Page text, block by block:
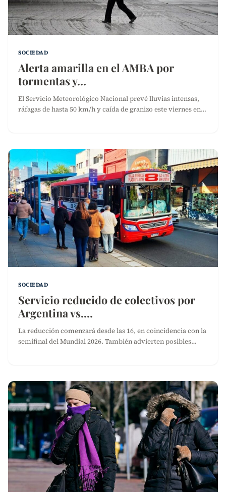
SOCIEDAD
Alerta amarilla en el AMBA por
tormentas y…
El Servicio Meteorológico Nacional prevé lluvias intensas,
ráfagas de hasta 50 km/h y caída de granizo este viernes en…
SOCIEDAD
Servicio reducido de colectivos por
Argentina vs.…
La reducción comenzará desde las 16, en coincidencia con la
semifinal del Mundial 2026. También advierten posibles…